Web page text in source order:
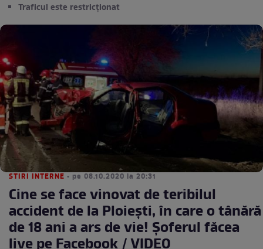
Traficul este restricționat
STIRI INTERNE • pe 08.10.2020 la 20:31
Cine se face vinovat de teribilul
accident de la Ploiești, în care o tânără
de 18 ani a ars de vie! Șoferul făcea